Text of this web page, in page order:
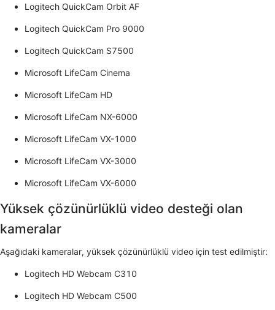
Logitech QuickCam Orbit AF
Logitech QuickCam Pro 9000
Logitech QuickCam S7500
Microsoft LifeCam Cinema
Microsoft LifeCam HD
Microsoft LifeCam NX-6000
Microsoft LifeCam VX-1000
Microsoft LifeCam VX-3000
Microsoft LifeCam VX-6000
Yüksek çözünürlüklü video desteği olan
kameralar
Aşağıdaki kameralar, yüksek çözünürlüklü video için test edilmiştir:
Logitech HD Webcam C310
Logitech HD Webcam C500